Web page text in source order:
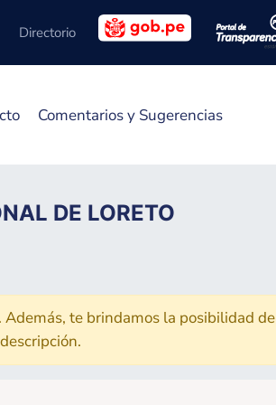
Directorio
Comentarios y Sugerencias
DE LORETO
te brindamos la posibilidad de